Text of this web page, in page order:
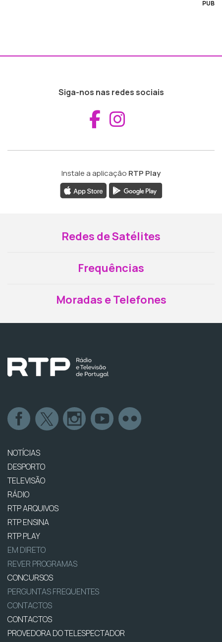
PUB
Siga-nos nas redes sociais
Aceder ao
Instale a aplicação RTP Play
Redes de Satélites
Frequências
Moradas e Telefones
NOTÍCIAS
DESPORTO
TELEVISÃO
RÁDIO
RTP ARQUIVOS
RTP ENSINA
RTP PLAY
EM DIRETO
REVER PROGRAMAS
CONCURSOS
PERGUNTAS FREQUENTES
CONTACTOS
CONTACTOS
PROVEDORA DO TELESPECTADOR